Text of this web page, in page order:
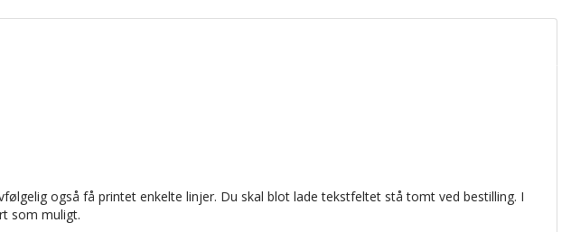
også få printet enkelte linjer. Du skal blot lade tekstfeltet stå tomt ved bestilling. I
som muligt.